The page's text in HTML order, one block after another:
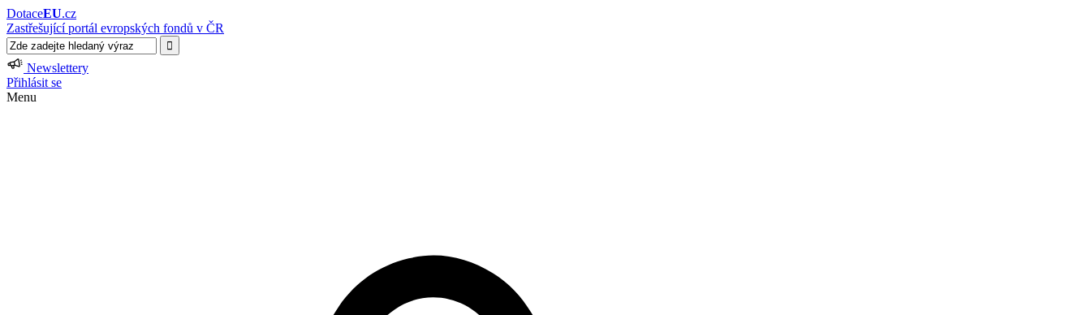
DotaceEU.cz
Zastřešující portál evropských fondů v ČR
Newslettery
Přihlásit se
Menu